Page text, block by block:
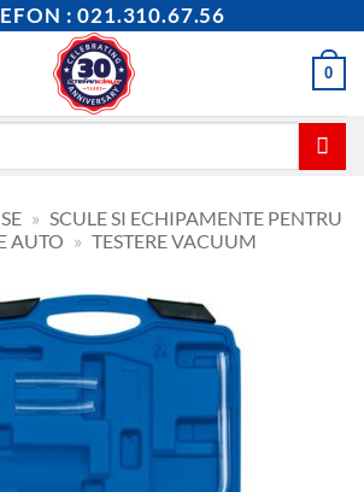
: 021.310.67.56
0
» SCULE SI ECHIPAMENTE PENTRU
AUTO » TESTERE VACUUM